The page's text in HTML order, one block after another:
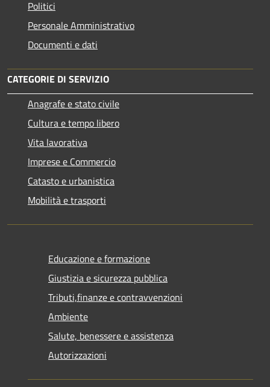
Politici
Personale Amministrativo
Documenti e dati
CATEGORIE DI SERVIZIO
Anagrafe e stato civile
Cultura e tempo libero
Vita lavorativa
Imprese e Commercio
Catasto e urbanistica
Mobilità e trasporti
Educazione e formazione
Giustizia e sicurezza pubblica
Tributi,finanze e contravvenzioni
Ambiente
Salute, benessere e assistenza
Autorizzazioni